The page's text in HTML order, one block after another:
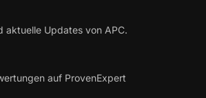
aktuelle Updates von APC.
auf ProvenExpert